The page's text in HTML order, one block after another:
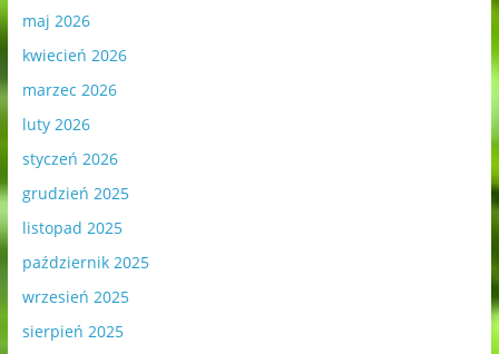
maj 2026
kwiecień 2026
marzec 2026
luty 2026
styczeń 2026
grudzień 2025
listopad 2025
październik 2025
wrzesień 2025
sierpień 2025